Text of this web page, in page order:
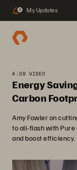
2 My Updates
4:28 VIDEO
Energy
Carbon
Amy Fowler on
to all-flash with Pure
and boost efficiency.